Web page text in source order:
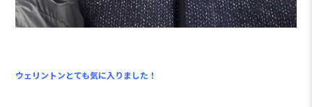
ウェリントンとても気に入りました！